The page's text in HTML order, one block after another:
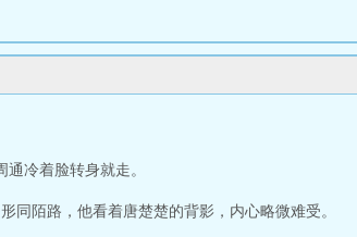
冷着脸转身就走。
同陌路，他看着唐楚楚的背影，内心略微难受。